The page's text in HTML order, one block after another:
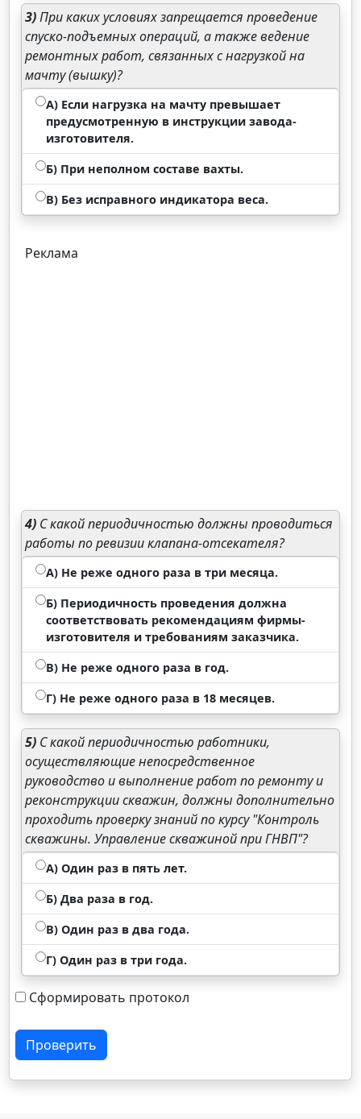
3)При каких условиях запрещается проведение
спуско-подъемных операций, а также ведение
ремонтных работ, связанных с нагрузкой на
мачту (вышку)?
А) Если нагрузка на мачту превышает
предусмотренную в инструкции завода-
изготовителя.
Б) При неполном составе вахты.
В) Без исправного индикатора веса.
Реклама
4) С какой периодичностью должны проводиться
работы по ревизии клапана-отсекателя?
А) Не реже одного раза в три месяца.
Б) Периодичность проведения должна
соответствовать рекомендациям фирмы-
изготовителя и требованиям заказчика.
В) Не реже одного раза в год.
Г) Не реже одного раза в 18 месяцев.
5) С какой периодичностью работники,
осуществляющие непосредственное
руководство и выполнение работ по ремонту и
реконструкции скважин, должны дополнительно
проходить проверку знаний по курсу "Контроль
скважины. Управление скважиной при ГНВП"?
А) Один раз в пять лет.
Б) Два раза в год.
В) Один раз в два года.
Г) Один раз в три года.
Сформировать протокол
Проверить